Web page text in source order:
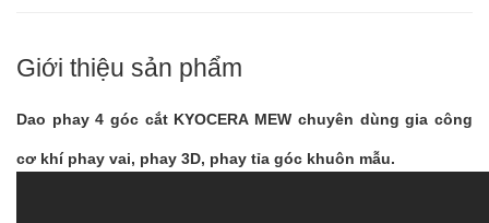
Giới thiệu sản phẩm
Dao phay 4 góc cắt KYOCERA MEW chuyên dùng gia công
cơ khí phay vai, phay 3D, phay tỉa góc khuôn mẫu.